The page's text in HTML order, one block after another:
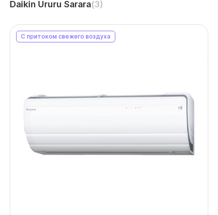
Daikin Ururu Sarara(3)
С притоком свежего воздуха